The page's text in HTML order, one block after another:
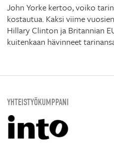
John Yorke kertoo, voiko
kostautua. Kaksi viime
Hillary Clinton ja Britannian
kuitenkaan hävinneet
YHTEISTYÖKUMPPANI